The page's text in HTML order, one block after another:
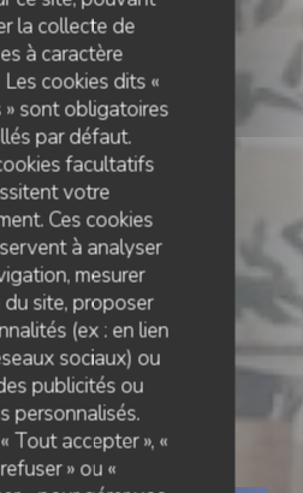
la collecte de
à caractère
cookies dits «
» sont obligatoires
par défaut.
facultatifs
votre
Ces cookies
à analyser
mesurer
du site, proposer
(ex : en lien
sociaux) ou
publicités ou
personnalisés.
Tout accepter », «
» ou «
• STRASBOURG
Polo